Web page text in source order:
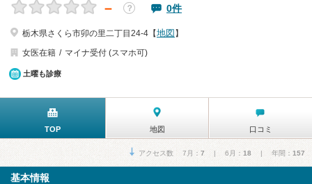
－ ？ 0件
栃木県さくら市卯の里二丁目24-4【地図 】
女医在籍
マイナ受付 (スマホ可)
土曜も診療
TOP 地図 口コミ
アクセス数 7月： 7 | 6月： 18 | 年間： 157
基本情報